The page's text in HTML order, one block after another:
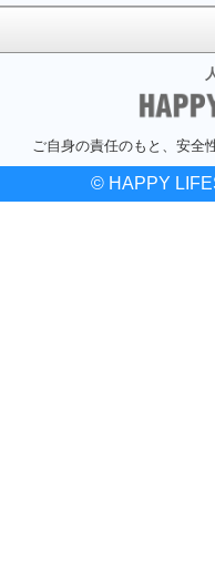
ご自身の責任のもと、安全
© HAPPY